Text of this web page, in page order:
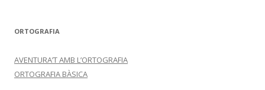
ORTOGRAFIA
AVENTURA’T AMB L’ORTOGRAFIA
ORTOGRAFIA BÀSICA